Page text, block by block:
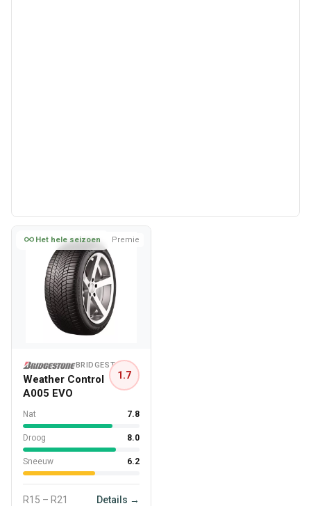
Het hele seizoen Premie
BRIDGESTONE
Weather Control
A005 EVO
1.7
Nat 7.8
Droog 8.0
Sneeuw 6.2
R15 – R21 Details →